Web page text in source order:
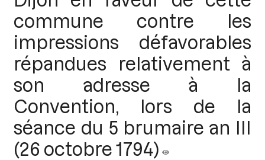
commune contre les
impressions défavorables
répandues relativement à
son adresse à la
Convention, lors de la
séance du 5 brumaire an III
(26 octobre 1794)